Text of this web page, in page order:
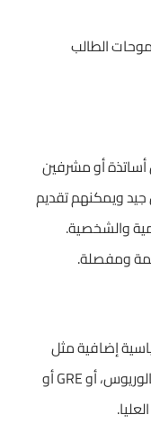
الطالب
من أساتذة أو مشرفين
ويمكنهم تقديم
والشخصية.
ومفصلة.
إضافية مثل
SAT أو ACT للمتقدمين لبرامج البكالوريوس، أو GRE أو